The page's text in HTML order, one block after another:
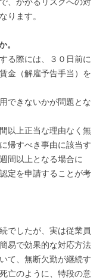
ります。
る際には、３０日前に
金（解雇予告手当）を
できないかが問題とな
以上正当な理由なく無
帰すべき事由に該当す
間以上となる場合に
定を申請することが考
でしたが、実は従業員
易で効果的な対応方法
て、無断欠勤が継続す
亡のように、特段の意